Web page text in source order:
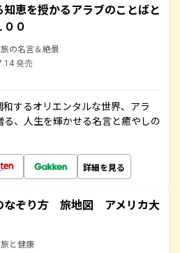
知恵を授かるアラブのことばと
０
の名言＆絶景
発売
するオリエンタルな世界、アラ
、人生を輝かせる名言と癒やしの
詳細を見る
なぞり方 旅地図 アメリカ大
と健康